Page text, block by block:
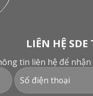
LIÊN HỆ SDE
tin liên hệ để nhận